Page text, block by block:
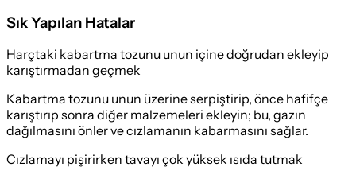
Sık Yapılan Hatalar
Harçtaki kabartma tozunu unun içine doğrudan ekleyip
karıştırmadan geçmek
Kabartma tozunu unun üzerine serpiştirip, önce hafifçe
karıştırıp sonra diğer malzemeleri ekleyin; bu, gazın
dağılmasını önler ve cızlamanın kabarmasını sağlar.
Cızlamayı pişirirken tavayı çok yüksek ısıda tutmak